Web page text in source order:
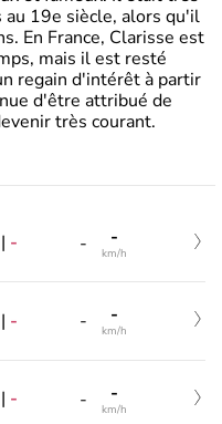
au 19e siècle, alors qu'il
En France, Clarisse est
mais il est resté
regain d'intérêt à partir
d'être attribué de
très courant.
| - - -
km/h
| - - -
km/h
| - - -
km/h